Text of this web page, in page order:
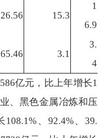
15.3
1
6.9
65.46 3.1
3.
4
586亿元， 比上年增长1
、黑色金属冶炼和压
108.1%、 92.4%、 39.